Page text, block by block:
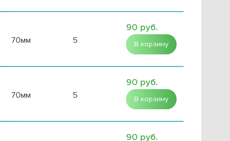
70мм 5
90 руб.
В корзину
70мм 5
90 руб.
В корзину
90 руб.